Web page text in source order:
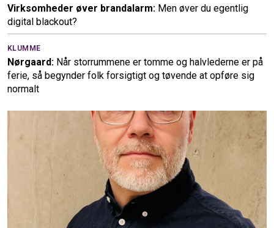
Virksomheder øver brandalarm: Men øver du egentlig
digital blackout?
KLUMME
Nørgaard: Når storrummene er tomme og halvlederne er på
ferie, så begynder folk forsigtigt og tøvende at opføre sig
normalt